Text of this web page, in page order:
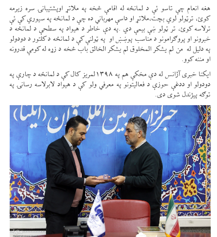
هغه انعام چې تاسو ئې د لمانځه له اقامې څخه په ملاتړ اوپشتیبانۍ سره زیرمه
کوئ، ترټولو لوي بچت،ملاتړ او داسې مهرباني ده چې د لمانځه په سیوري کې ئې
ترلاسه کوئ، تر ټولو ښې بیمې دي .په دې خاطر د هیواد په سطحې د لمانځه د
خبرونو او پروګرامونو د مناسب پوښښ او په ټولنې کې د لمانځه د کلتور د دودولو
په دلیل له من لم يشكر المخلوق لم يشكر الخالق باب څخه د زړه له کومې قدرونه
او مننه کوو.
ایکنا خبری آژانس له دې مخکې هم په ۱۳۹۸لمریز کال کې د لمانځه د چارې په
دودولو او ددغې حوزې د فعالیتونو په معرفي ولو کې د هیواد لابرلاسه رسانۍ په
توګه پيژندل شوی دی.